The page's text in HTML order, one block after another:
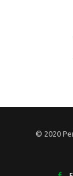
© 2020